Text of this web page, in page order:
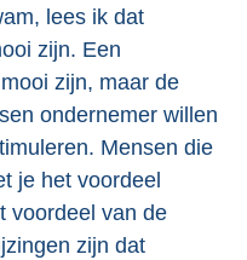
lees ik dat
zijn. Een
zijn, maar de
ondernemer willen
Mensen die
je het voordeel
voordeel van de
zijn dat